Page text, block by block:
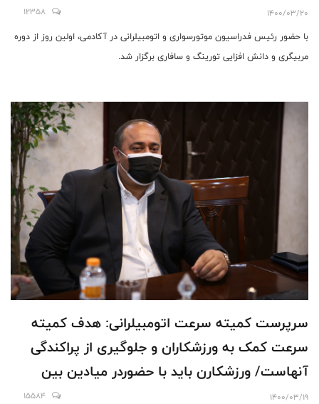
1400/03/20
12358
با حضور رئیس فدراسیون موتورسواری و اتومبیلرانی در آکادمی، اولین روز از دوره
مربیگری و دانش افزایی تورینگ و سافاری برگزار شد.
سرپرست کمیته سرعت اتومبیلرانی: هدف کمیته
سرعت کمک به ورزشکاران و جلوگیری از پراکندگی
آنهاست/ ورزشکارن باید با حضوردر میادین بین
المللی، دانش و تجربه کسب کنند
1400/03/19
15584